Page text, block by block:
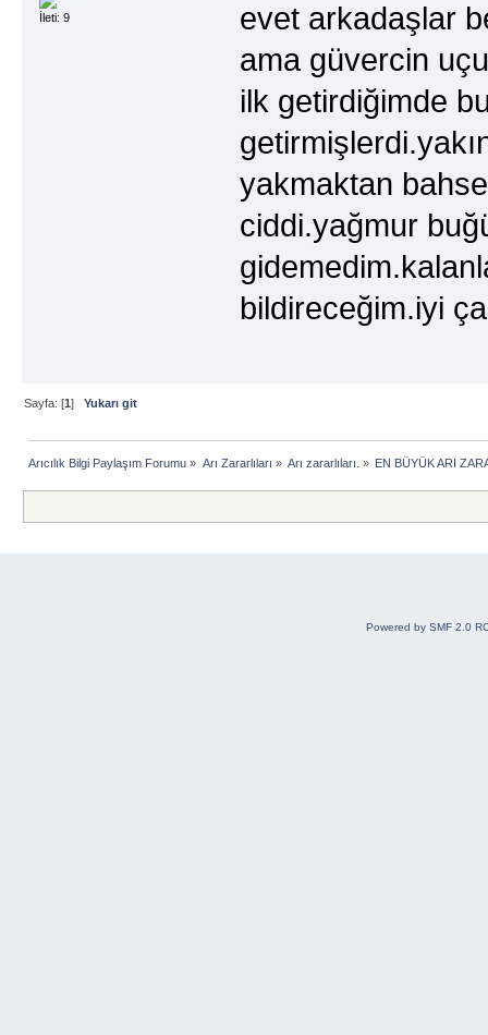
İleti: 9
evet arkadaşlar
ama güvercin
ilk getirdiğimde
yakmaktan
ciddi.yağmur
bildireceğim.iyi
Sayfa: [1]Yukarı git
Arıcılık Bilgi Paylaşım Forumu » Arı Zararlıları » Arı zararlıları. » EN BÜYÜK ARI
Powered by SMF 2.0